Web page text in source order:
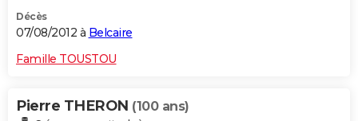
Décès
07/08/2012 à Belcaire
Famille TOUSTOU
Pierre THERON (100 ans)